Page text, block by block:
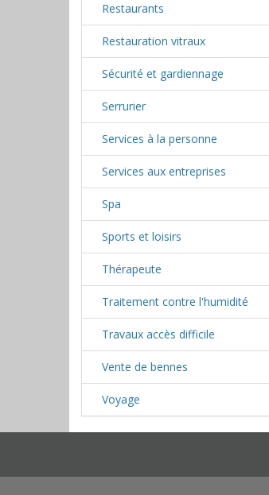
Restaurants
Restauration vitraux
Sécurité et gardiennage
Serrurier
Services à la personne
Services aux entreprises
Spa
Sports et loisirs
Thérapeute
Traitement contre l'humidité
Travaux accès difficile
Vente de bennes
Voyage